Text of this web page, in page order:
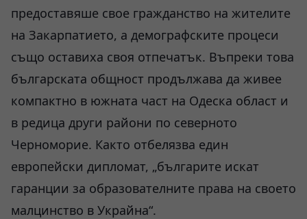
предоставяше свое гражданство на жителите
на Закарпатието, а демографските процеси
също оставиха своя отпечатък. Въпреки това
българската общност продължава да живее
компактно в южната част на Одеска област и
в редица други райони по северното
Черноморие. Както отбелязва един
европейски дипломат, „българите искат
гаранции за образователните права на своето
малцинство в Украйна“.